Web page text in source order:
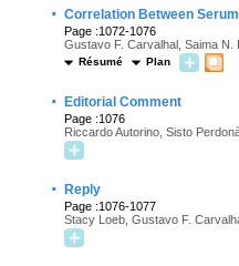
· Correlation Between
Page :1072-1076
Gustavo F. Carvalhal, Saima N.
Résumé Plan
· Editorial Comment
Page :1076
Riccardo Autorino, Sisto
· Reply
Page :1076-1077
Stacy Loeb, Gustavo F.